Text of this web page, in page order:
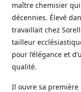
maître chemisier
décennies. Élevé
travaillait chez
tailleur
pour l’élégance et
qualité.
Il ouvre sa première